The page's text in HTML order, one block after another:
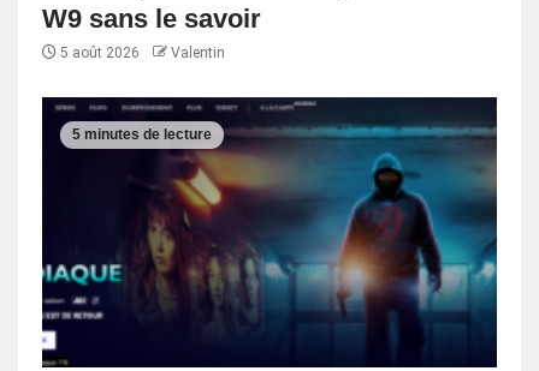
W9 sans le savoir
5 août 2026 Valentin
5 minutes de lecture